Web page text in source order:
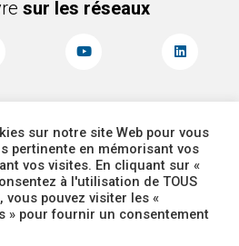
sur les réseaux
ACCESSIBILITÉ
ADMINISTRATEUR
sur notre site Web pour vous
pertinente en mémorisant vos
vos visites. En cliquant sur «
à l'utilisation de TOUS
vous pouvez visiter les «
» pour fournir un consentement